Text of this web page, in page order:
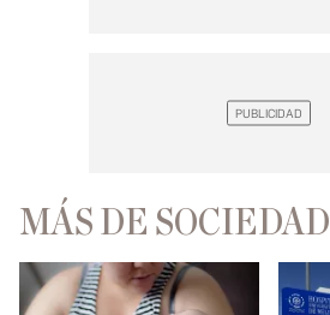
MÁS DE SOCIEDAD